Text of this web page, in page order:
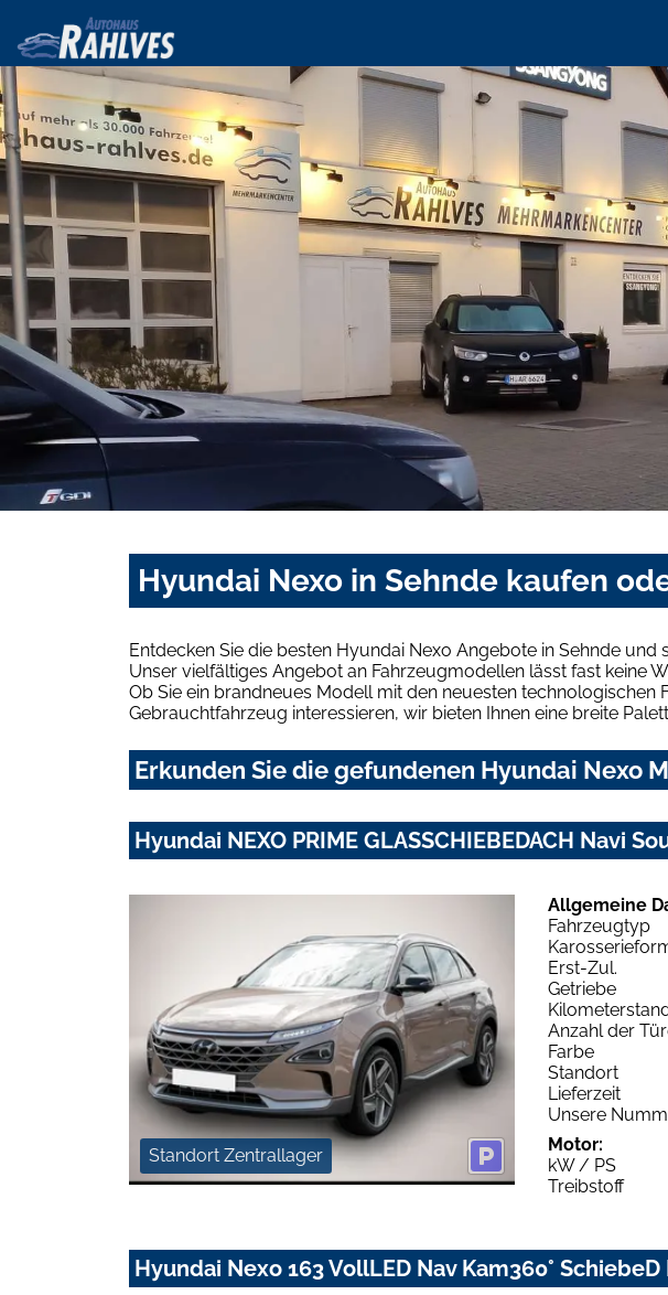
Hyundai Nexo in Sehnde kaufen
Entdecken Sie die besten Hyundai Nexo Angebote in Sehnde und
Unser vielfältiges Angebot an Fahrzeugmodellen lässt fast keine
Ob Sie ein brandneues Modell mit den neuesten
Gebrauchtfahrzeug interessieren, wir bieten Ihnen eine breite
Erkunden Sie die gefundenen Hyundai Nexo
Hyundai NEXO PRIME GLASSCHIEBEDACH Navi
Standort Zentrallager
Allgemeine
Fahrzeugtyp
Erst-Zul.
Getriebe
Anzahl der
Farbe
Standort
Lieferzeit
Unsere
Motor:
kW / PS
Treibstoff
Hyundai Nexo 163 VollLED Nav Kam360° SchiebeD